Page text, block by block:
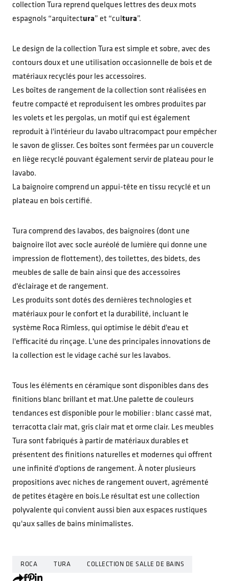
collection Tura reprend quelques lettres des deux mots
espagnols “arquitectura” et “cul tura”.
Le design de la collection Tura est simple et sobre, avec des
contours doux et une utilisation occasionnelle de bois et de
matériaux recyclés pour les accessoires.
Les boîtes de rangement de la collection sont réalisées en
feutre compacté et reproduisent les ombres produites par
les volets et les pergolas, un motif qui est également
reproduit à l'intérieur du lavabo ultracompact pour empêcher
le savon de glisser. Ces boîtes sont fermées par un couvercle
en liège recyclé pouvant également servir de plateau pour le
lavabo.
La baignoire comprend un appui-tête en tissu recyclé et un
plateau en bois certifié.
Tura comprend des lavabos, des baignoires (dont une
baignoire îlot avec socle auréolé de lumière qui donne une
impression de flottement), des toilettes, des bidets, des
meubles de salle de bain ainsi que des accessoires
d'éclairage et de rangement.
Les produits sont dotés des dernières technologies et
matériaux pour le confort et la durabilité, incluant le
système Roca Rimless, qui optimise le débit d'eau et
l'efficacité du rinçage. L'une des principales innovations de
la collection est le vidage caché sur les lavabos.
Tous les éléments en céramique sont disponibles dans des
finitions blanc brillant et mat.Une palette de couleurs
tendances est disponible pour le mobilier : blanc cassé mat,
terracotta clair mat, gris clair mat et orme clair. Les meubles
Tura sont fabriqués à partir de matériaux durables et
présentent des finitions naturelles et modernes qui offrent
une infinité d'options de rangement. À noter plusieurs
propositions avec niches de rangement ouvert, agrémenté
de petites étagère en bois.Le résultat est une collection
polyvalente qui convient aussi bien aux espaces rustiques
qu'aux salles de bains minimalistes.
ROCA TURA COLLECTION DE SALLE DE BAINS